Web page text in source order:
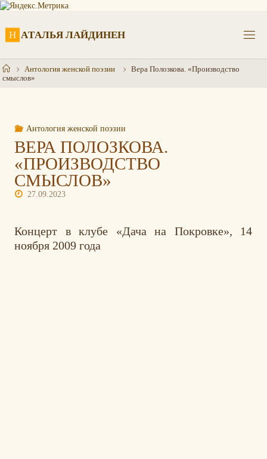
Перейти
Н АТАЛЬЯ ЛАЙДИНЕН
ГлавнаяАнтология женской поэзии
Вера Полозкова. «Производство
смыслов»
Антология женской поэзии
ВЕРА ПОЛОЗКОВА.
«ПРОИЗВОДСТВО
СМЫСЛОВ»
27.09.2023
Концерт в клубе «Дача на Покровке», 14
ноября 2009 года